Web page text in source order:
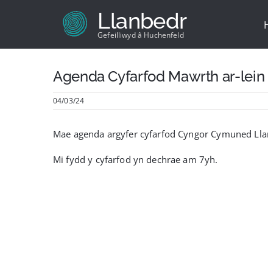
Llanbedr
Gefeilliwyd â Huchenfeld
Agenda Cyfarfod Mawrth ar-lein
04/03/24
Mae agenda argyfer cyfarfod Cyngor Cymuned
Mi fydd y cyfarfod yn dechrae am 7yh.